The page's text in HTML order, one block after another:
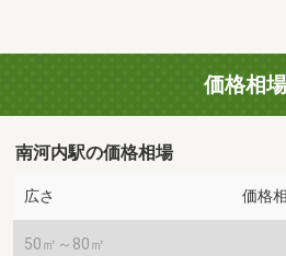
価格相場
南河内駅の価格相場
広さ 価格
50㎡～80㎡